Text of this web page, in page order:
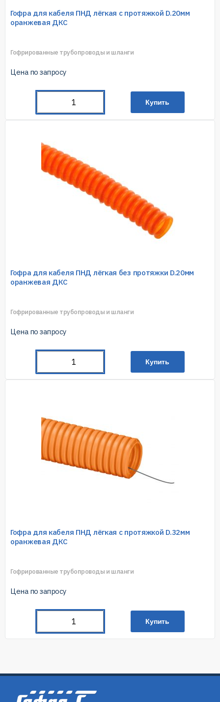
Гофра для кабеля ПНД лёгкая с протяжкой D.20мм
оранжевая ДКС
Гофрированные трубопроводы и шланги
Цена по запросу
Купить
Гофра для кабеля ПНД лёгкая без протяжки D.20мм
оранжевая ДКС
Гофрированные трубопроводы и шланги
Цена по запросу
Купить
Гофра для кабеля ПНД лёгкая с протяжкой D.32мм
оранжевая ДКС
Гофрированные трубопроводы и шланги
Цена по запросу
Купить